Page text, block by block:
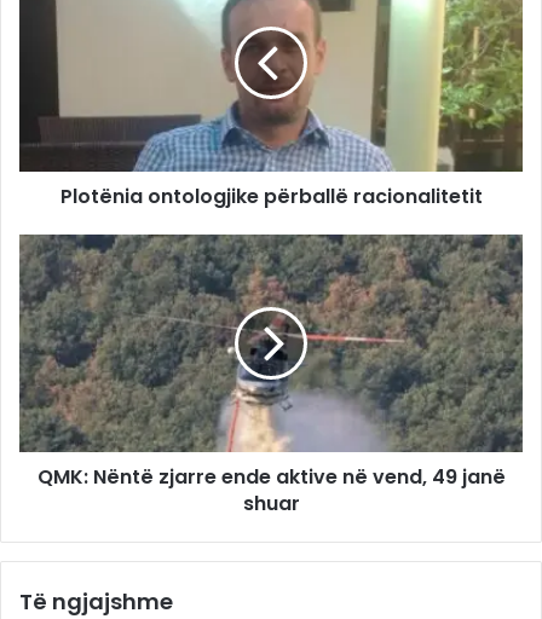
Plotënia ontologjike përballë racionalitetit
QMK: Nëntë zjarre ende aktive në vend, 49 janë
shuar
Të ngjajshme